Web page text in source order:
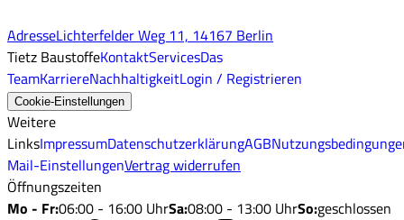
AdresseLichterfelder Weg 11, 14167 Berlin
Tietz BaustoffeKontaktServicesDas
TeamKarriereNachhaltigkeitLogin / Registrieren
Cookie-Einstellungen
Weitere
LinksImpressumDatenschutzerklärungAGB
Mail-EinstellungenVertrag widerrufen
Öffnungszeiten
Mo - Fr:06:00 - 16:00 UhrSa:08:00 - 13:00 UhrSo:geschlossen